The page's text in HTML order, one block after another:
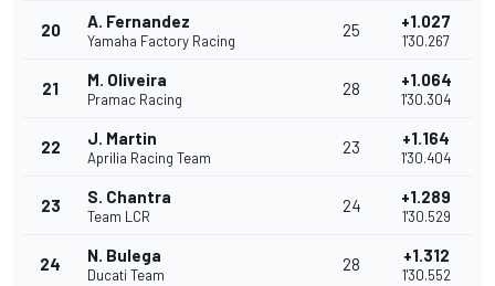
20 A. Fernandez
Yamaha Factory Racing
25 +1.027
1'30.267
21 M. Oliveira
Pramac Racing
28 +1.064
1'30.304
22 J. Martin
Aprilia Racing Team
23 +1.164
1'30.404
23 S. Chantra
Team LCR
24 +1.289
1'30.529
24 N. Bulega
Ducati Team
28 +1.312
1'30.552